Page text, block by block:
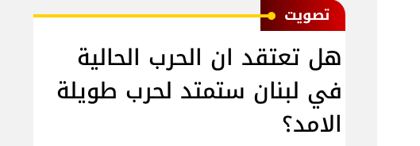
ﺗﺼﻮﻳﺖ
هل تعتقد ان الحرب الحالية
في لبنان ستمتد لحرب طويلة
الامد؟